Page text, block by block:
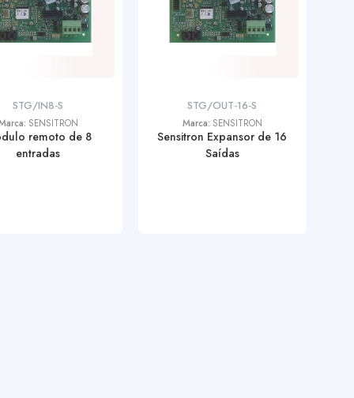
STG/IN8-S
SENSITRON
remoto de 8
entradas
STG/OUT-16-S
Marca: SENSITRON
Sensitron Expansor de 16
Saídas